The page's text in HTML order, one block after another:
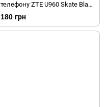
телефону ZTE U960 Skate Black
Original
180 грн